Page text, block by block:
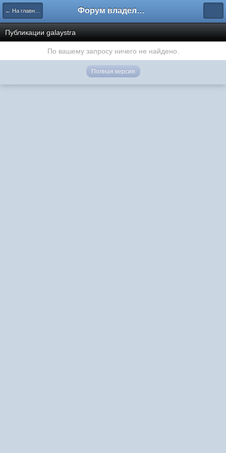
← На главную Форум владельцев интернет-магазинов
Публикации galaystra
По вашему запросу ничего не найдено.
Полная версия